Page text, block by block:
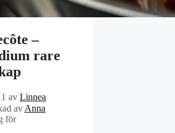
–
rare
av Linnea
av Anna
för